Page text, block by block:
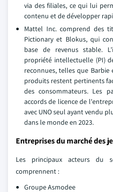
via des filiales, ce qui lui
contenu et de développer
Mattel Inc. comprend des
Pictionary et Blokus, qui
base de revenus stable.
propriété intellectuelle (PI)
reconnues, telles que
produits restent pertinents
des consommateurs. Les
accords de licence de
avec UNO seul ayant vendu
dans le monde en 2023.
Entreprises du marché des
Les principaux acteurs du
comprennent :
Groupe Asmodee